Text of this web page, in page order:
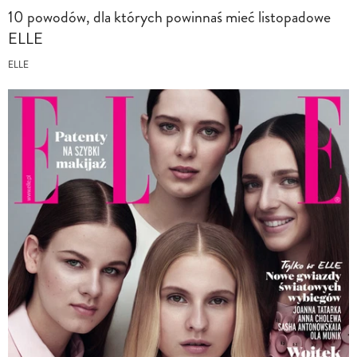
10 powodów, dla których powinnaś mieć listopadowe
ELLE
ELLE